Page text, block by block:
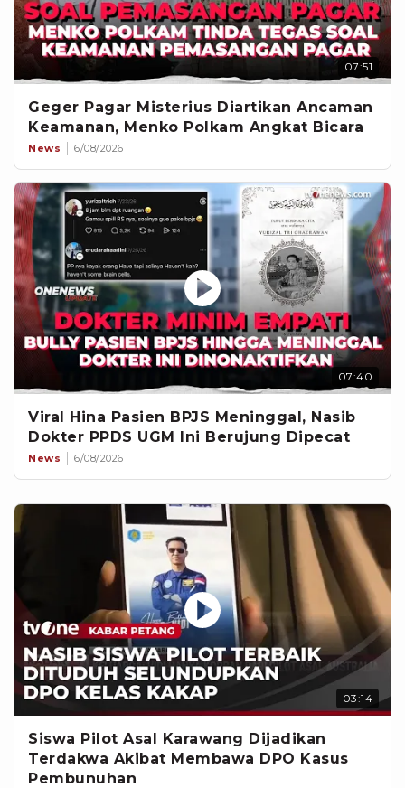
07:51
Geger Pagar Misterius Diartikan Ancaman
Keamanan, Menko Polkam Angkat Bicara
News 6/08/2026
07:40
Viral Hina Pasien BPJS Meninggal, Nasib
Dokter PPDS UGM Ini Berujung Dipecat
News 6/08/2026
03:14
Siswa Pilot Asal Karawang Dijadikan
Terdakwa Akibat Membawa DPO Kasus
Pembunuhan